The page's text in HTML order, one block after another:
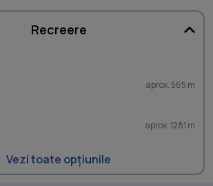
Recreere
aprox. 565 m
aprox. 1281 m
Vezi toate opțiunile